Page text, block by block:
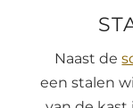
Naast de
een stalen